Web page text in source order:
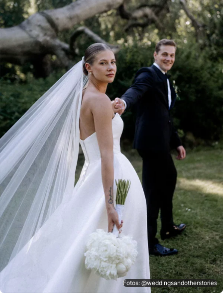
Fotos: @weddingsandotherstories